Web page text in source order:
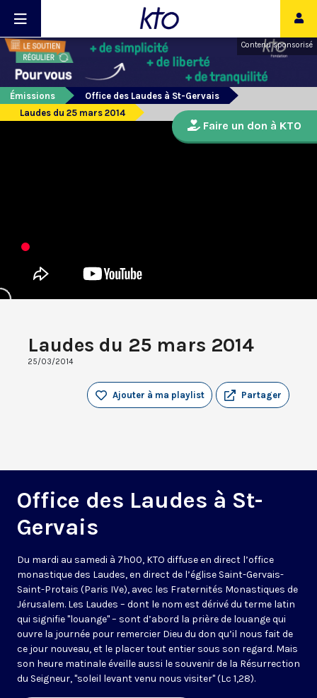
Contenu sponsorisé
Émissions
Office des Laudes à St-Gervais
Laudes du 25 mars 2014
Laudes du 25 mars 2014
25/03/2014
Partager
Ajouter à ma playlist
Office des Laudes à St-
Gervais
Du mardi au samedi à 7h00, KTO diffuse en direct l’office
monastique des Laudes, en direct de l’église Saint-Gervais-
Saint-Protais (Paris IVe), avec les Fraternités Monastiques de
Jérusalem. Les Laudes – dont le nom est dérivé du terme latin
qui signifie "louange" – sont d’abord la prière de louange qui
ouvre la journée pour remercier Dieu du don qu’il nous fait de
ce jour nouveau, et le placer tout entier sous son regard. Mais
son heure matinale éveille aussi le souvenir de la Résurrection
du Seigneur, "soleil levant venu nous visiter" (Lc 1,28).
Faire un don à KTO